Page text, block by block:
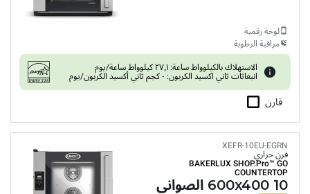
لوحة رقمية
مراقبة الرطوبة
الاستهلاك بالكيلوواط ساعة: ٢٧٫١ كيلوواط ساعة/يوم
انبعاثات ثاني اكسيد الكربون: ٠ كجم ثاني أكسيد الكربون/يوم
قارن
XEFR-10EU-EGRN
فرن حراري
BAKERLUX SHOP.Pro™ GO
COUNTERTOP
10 600x400 الصواني